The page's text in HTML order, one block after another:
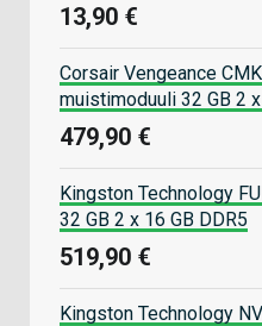
13,90 €
Corsair Vengeance
muistimoduuli 32 GB 2
479,90 €
Kingston Technology
32 GB 2 x 16 GB DDR5
519,90 €
Kingston Technology